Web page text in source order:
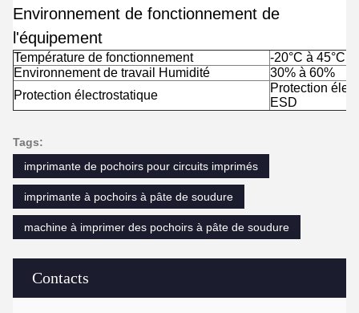
Contacts
Environnement de fonctionnement de
l'équipement
Température de fonctionnement
-20°C à 45°C
Environnement de travail Humidité
30% à 60%
Protection électrostatique
Protection
ESD
Tags:
imprimante de pochoirs pour circuits imprimés
imprimante à pochoirs à pâte de soudure
machine à imprimer des pochoirs à pâte de soudure